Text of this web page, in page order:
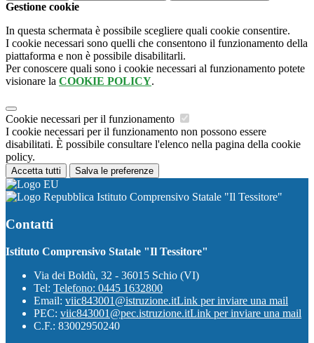
Gestione cookie
In questa schermata è possibile scegliere quali cookie consentire.
I cookie necessari sono quelli che consentono il funzionamento della
piattaforma e non è possibile disabilitarli.
Per conoscere quali sono i cookie necessari al funzionamento potete
visionare la COOKIE POLICY.
Cookie necessari per il funzionamento
I cookie necessari per il funzionamento non possono essere
disabilitati. È possibile consultare l'elenco nella pagina della cookie
policy.
Accetta tutti Salva le preferenze
Istituto Comprensivo Statale "Il Tessitore"
Contatti
Istituto Comprensivo Statale "Il Tessitore"
Via dei Boldù, 32 - 36015 Schio (VI)
Tel: Telefono: 0445 1632800
Email: viic843001@istruzione.itLink per inviare una mail
PEC: viic843001@pec.istruzione.itLink per inviare una mail
C.F.: 83002950240